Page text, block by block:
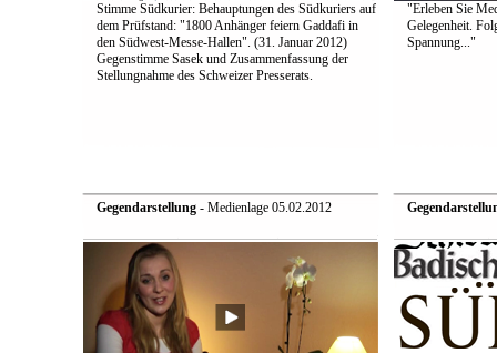
Stimme Südkurier: Behauptungen des Südkuriers auf
dem Prüfstand: "1800 Anhänger feiern Gaddafi in
den Südwest-Messe-Hallen". (31. Januar 2012)
Gegenstimme Sasek und Zusammenfassung der
Stellungnahme des Schweizer Presserats.
"Erleben Sie
Gelegenheit.
Spannung..."
Gegendarstellung- Medienlage 05.02.2012